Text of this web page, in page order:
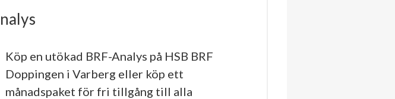
Köp en utökad BRF-Analys på HSB BRF
Doppingen i Varberg eller köp ett
månadspaket för fri tillgång till alla